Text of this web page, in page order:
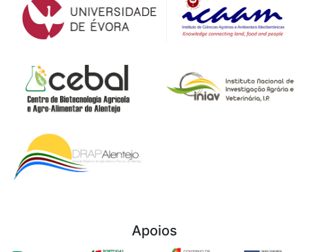
Apoios